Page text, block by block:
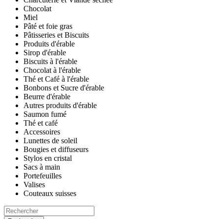
Chocolat
Miel
Pâté et foie gras
Pâtisseries et Biscuits
Produits d'érable
Sirop d'érable
Biscuits à l'érable
Chocolat à l'érable
Thé et Café à l'érable
Bonbons et Sucre d'érable
Beurre d'érable
Autres produits d'érable
Saumon fumé
Thé et café
Accessoires
Lunettes de soleil
Bougies et diffuseurs
Stylos en cristal
Sacs à main
Portefeuilles
Valises
Couteaux suisses